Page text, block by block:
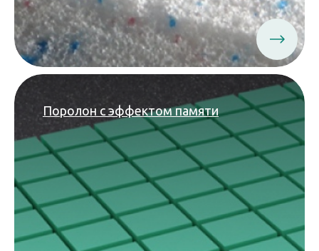
Поролон с эффектом памяти